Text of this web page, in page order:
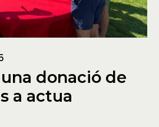
donació de
a actua